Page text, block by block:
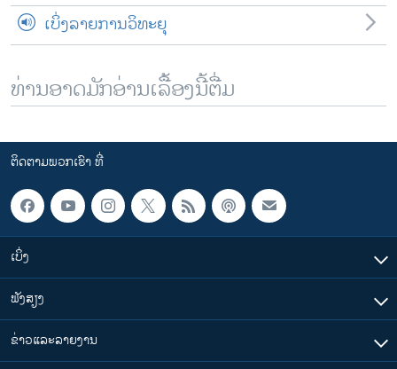
ເບິ່ງລາຍການວິທະຍຸ
ທ່ານອາດມັກອ່ານເລື້ອງນີ້ຕື່ມ
ຕິດຕາມພວກເຮົາ ທີ່
ເບິ່ງ
ຟັງສຽງ
ຂ່າວແລະລາຍງານ